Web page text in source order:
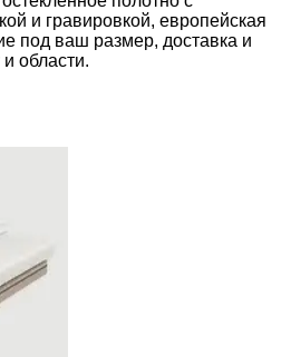
и гравировкой, европейская
под ваш размер, доставка и
области.